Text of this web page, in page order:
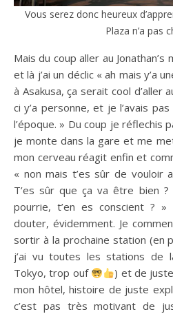
Vous serez donc heureux
Plaza n’a pas
Mais du coup aller au
et là j’ai un déclic « ah mais y’a
à Asakusa, ça serait cool d’aller
ci y’a personne, et je l’avais
l’époque. » Du coup je réflechis
je monte dans la gare et me
mon cerveau réagit enfin et
« non mais t’es sûr de vouloir
T’es sûr que ça va être bien ?
pourrie, t’en es conscient ?
douter, évidemment. Je
sortir à la prochaine station (en
j’ai vu toutes les stations de
Tokyo, trop ouf
) et de
mon hôtel, histoire de juste
c’est pas très motivant de